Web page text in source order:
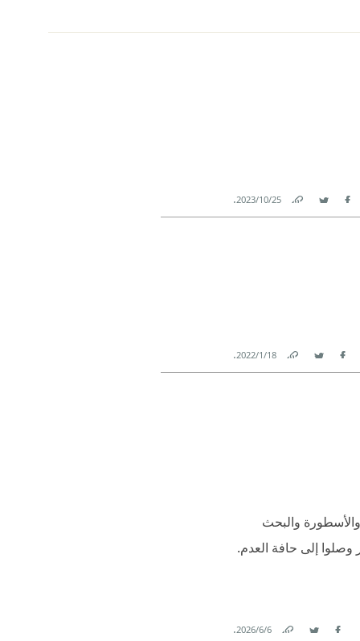
Facebook
Twitter
Link
25‏/10‏/2023
.
Facebook
Twitter
Link
18‏/1‏/2022
.
والبحث
وصلوا إلى حافة العدم.
6‏/6‏/2026
.